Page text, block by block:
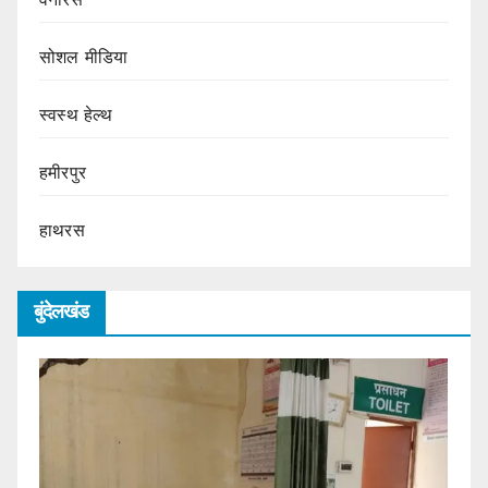
सोशल मीडिया
स्वस्थ हेल्थ
हमीरपुर
हाथरस
बुंदेलखंड